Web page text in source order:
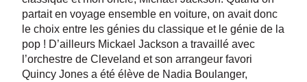
partait en voyage ensemble en voiture, on avait donc
le choix entre les génies du classique et le génie de la
pop ! D’ailleurs Mickael Jackson a travaillé avec
l’orchestre de Cleveland et son arrangeur favori
Quincy Jones a été élève de Nadia Boulanger,